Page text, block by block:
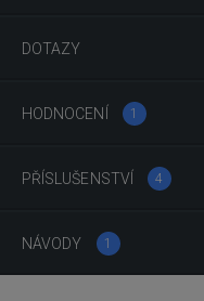
DOTAZY
HODNOCENÍ 1
PŘÍSLUŠENSTVÍ 4
NÁVODY 1